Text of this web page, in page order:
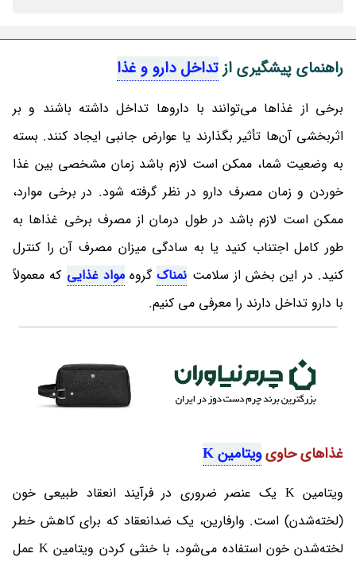
راهنمای پیشگیری از تداخل دارو و غذا
برخی از غذاها می‌توانند با داروها تداخل داشته باشند و بر
اثربخشی آن‌ها تأثیر بگذارند یا عوارض جانبی ایجاد کنند. بسته
به وضعیت شما، ممکن است لازم باشد زمان مشخصی بین غذا
خوردن و زمان مصرف دارو در نظر گرفته شود. در برخی موارد،
ممکن است لازم باشد در طول درمان از مصرف برخی غذاها به
طور کامل اجتناب کنید یا به سادگی میزان مصرف آن را کنترل
کنید. در این بخش از سلامت نمناکگروهمواد غذایی که معمولاً
با دارو تداخل دارند را معرفی می کنیم.
غذاهای حاویویتامین K
ویتامین K یک عنصر ضروری در فرآیند انعقاد طبیعی خون
(لخته‌شدن) است. وارفارین، یک ضدانعقاد که برای کاهش خطر
لخته‌شدن خون استفاده می‌شود، با خنثی کردن ویتامین K عمل